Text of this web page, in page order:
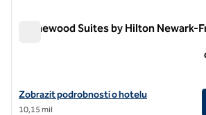
Homewood Suites by Hilton Newark-
Zobrazit podrobnosti o hotelu Homewood
Zobrazit podrobnosti o hotelu
10,15 mil